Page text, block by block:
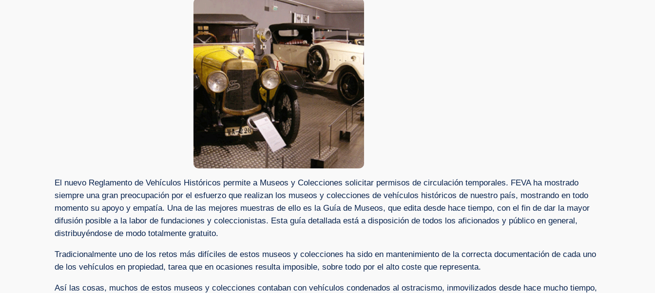
El nuevo Reglamento de Vehículos Históricos permite a Museos y Colecciones solicitar permisos de circulación temporales. FEVA ha mostrado
siempre una gran preocupación por el esfuerzo que realizan los museos y colecciones de vehículos históricos de nuestro país, mostrando en todo
momento su apoyo y empatía. Una de las mejores muestras de ello es la Guía de Museos, que edita desde hace tiempo, con el fin de dar la mayor
difusión posible a la labor de fundaciones y coleccionistas. Esta guía detallada está a disposición de todos los aficionados y público en general,
distribuyéndose de modo totalmente gratuito.
Tradicionalmente uno de los retos más difíciles de estos museos y colecciones ha sido en mantenimiento de la correcta documentación de cada uno
de los vehículos en propiedad, tarea que en ocasiones resulta imposible, sobre todo por el alto coste que representa.
Así las cosas, muchos de estos museos y colecciones contaban con vehículos condenados al ostracismo, inmovilizados desde hace mucho tiempo,